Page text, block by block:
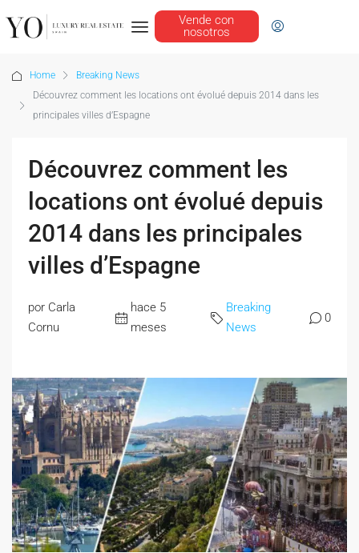
Vende con
nosotros
Home
Breaking News
Découvrez comment les locations ont évolué depuis 2014 dans les
principales villes d’Espagne
Découvrez comment les
locations ont évolué depuis
2014 dans les principales
villes d’Espagne
por Carla
Cornu
hace 5
meses
Breaking
News
0